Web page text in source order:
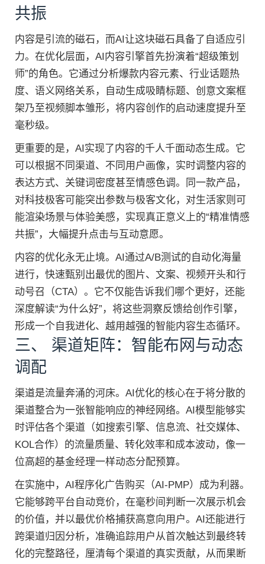
共振
内容是引流的磁石，而AI让这块磁石具备了自适应引
力。在优化层面，AI内容引擎首先扮演着“超级策划
师”的角色。它通过分析爆款内容元素、行业话题热
度、语义网络关系，自动生成吸睛标题、创意文案框
架乃至视频脚本雏形，将内容创作的启动速度提升至
毫秒级。
更重要的是，AI实现了内容的千人千面动态生成。它
可以根据不同渠道、不同用户画像，实时调整内容的
表达方式、关键词密度甚至情感色调。同一款产品，
对科技极客可能突出参数与极客文化，对生活家则可
能渲染场景与体验美感，实现真正意义上的“精准情感
共振”，大幅提升点击与互动意愿。
内容的优化永无止境。AI通过A/B测试的自动化海量
进行，快速甄别出最优的图片、文案、视频开头和行
动号召（CTA）。它不仅能告诉我们哪个更好，还能
深度解读“为什么好”，将这些洞察反馈给创作引擎，
形成一个自我进化、越用越强的智能内容生态循环。
三、 渠道矩阵：智能布网与动态
调配
渠道是流量奔涌的河床。AI优化的核心在于将分散的
渠道整合为一张智能响应的神经网络。AI模型能够实
时评估各个渠道（如搜索引擎、信息流、社交媒体、
KOL合作）的流量质量、转化效率和成本波动，像一
位高超的基金经理一样动态分配预算。
在实施中，AI程序化广告购买（AI-PMP）成为利器。
它能够跨平台自动竞价，在毫秒间判断一次展示机会
的价值，并以最优价格捕获高意向用户。AI还能进行
跨渠道归因分析，准确追踪用户从首次触达到最终转
化的完整路径，厘清每个渠道的真实贡献，从而果断